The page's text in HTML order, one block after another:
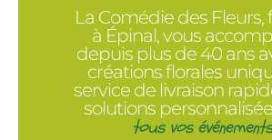
La Comédie des Fleurs,
à Épinal, vous
depuis plus de 40 ans
créations florales
service de livraison
solutions
tous vos événements